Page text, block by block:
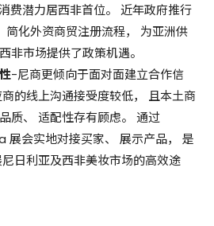
费潜力居西非首位。 近年政府推行
简化外资商贸注册流程， 为亚洲供
非市场提供了政策机遇。
-尼商更倾向于面对面建立合作信
的线上沟通接受度较低， 且本土商
质、 适配性存有顾虑。 通过
会实地对接买家、 展示产品， 是
日利亚及西非美妆市场的高效途